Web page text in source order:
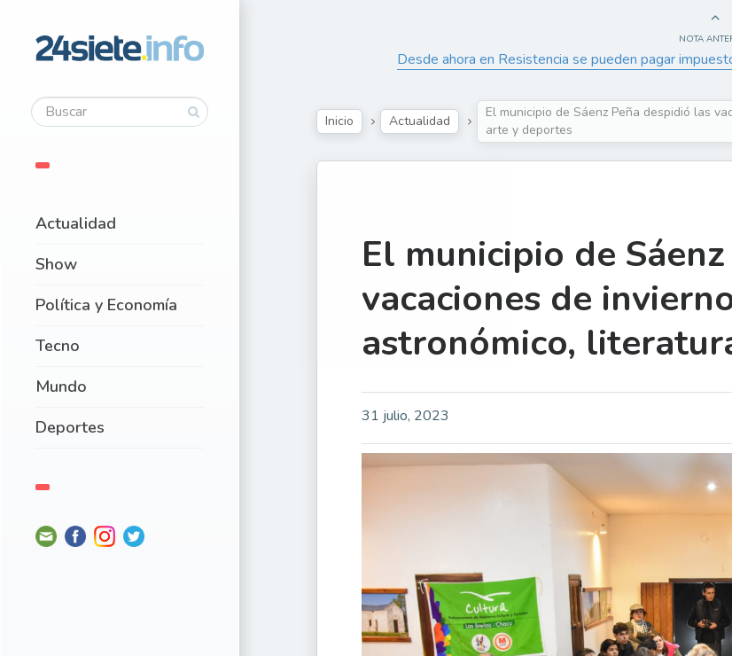
Actualidad
Show
Política y Economía
Tecno
Mundo
Deportes
NOTA
Desde ahora en Resistencia se pueden pagar
Inicio Actualidad
El municipio de Sáenz Peña despidió las
arte y deportes
El municipio de
vacaciones de
astronómico,
31 julio, 2023